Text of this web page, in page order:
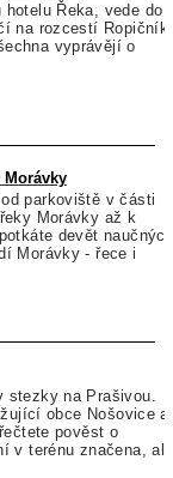
Řeka, vede do
na rozcestí Ropičník.
vyprávějí o
Morávky
parkoviště v části
Morávky až k
devět
Morávky - řece i
stezky na Prašivou.
obce Nošovice a
pověst o
v terénu značena, ale